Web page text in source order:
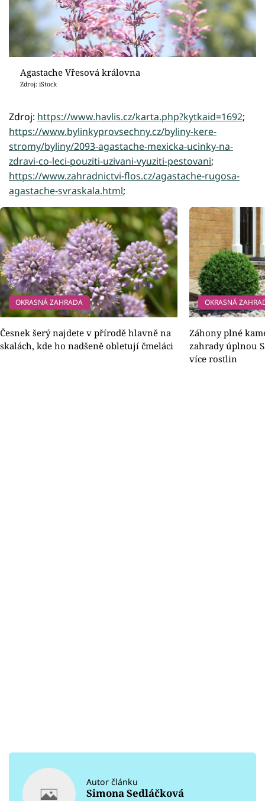
Agastache Vřesová královna
Zdroj: iStock
Zdroj: https://www.havlis.cz/karta.php?kytkaid=1692;
https://www.bylinkyprovsechny.cz/byliny-kere-
stromy/byliny/2093-agastache-mexicka-ucinky-na-
zdravi-co-leci-pouziti-uzivani-vyuziti-pestovani;
https://www.zahradnictvi-flos.cz/agastache-rugosa-
agastache-svraskala.html;
OKRASNÁ ZAHRADA
Česnek šerý najdete v přírodě hlavně na
skalách, kde ho nadšeně obletují čmeláci
OKRASNÁ
Záhony plné
zahrady úplnou
více rostlin
Autor článku
Simona Sedláčková